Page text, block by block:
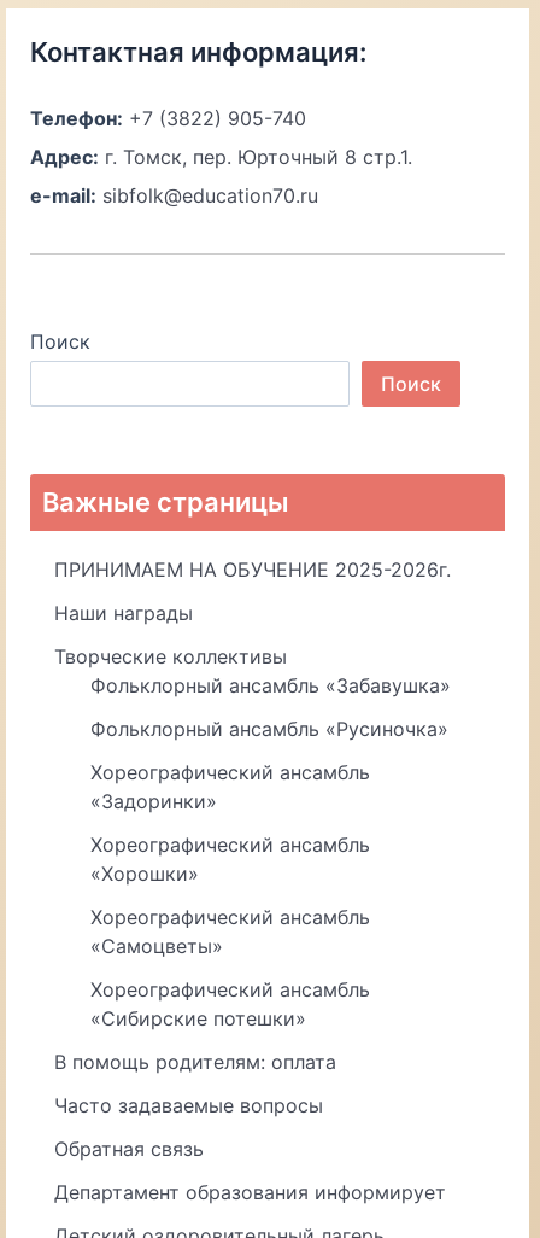
Контактная информация:
Телефон: +7 (3822) 905-740
Адрес: г. Томск, пер. Юрточный 8 стр.1.
e-mail: sibfolk@education70.ru
Поиск
Поиск
Важные страницы
ПРИНИМАЕМ НА ОБУЧЕНИЕ 2025-2026г.
Наши награды
Творческие коллективы
Фольклорный ансамбль «Забавушка»
Фольклорный ансамбль «Русиночка»
Хореографический ансамбль
«Задоринки»
Хореографический ансамбль
«Хорошки»
Хореографический ансамбль
«Самоцветы»
Хореографический ансамбль
«Сибирские потешки»
В помощь родителям: оплата
Часто задаваемые вопросы
Обратная связь
Департамент образования информирует